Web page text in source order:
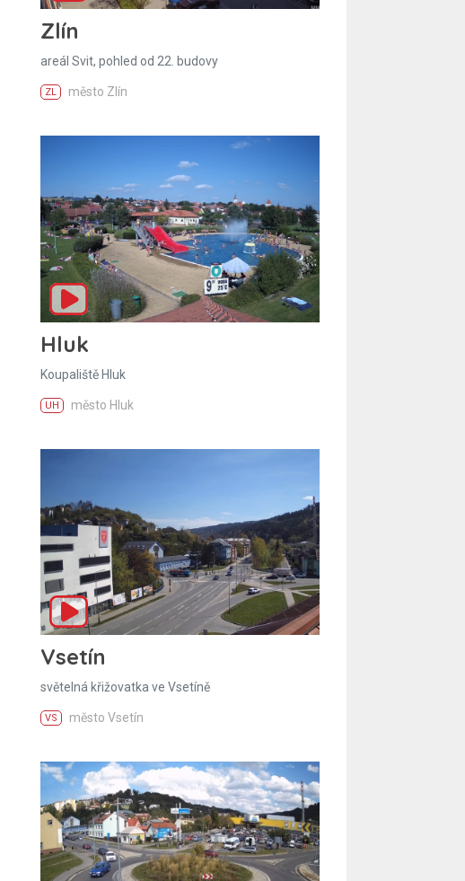
Zlín
areál Svit, pohled od 22. budovy
ZL město Zlín
Hluk
Koupaliště Hluk
UH město Hluk
Vsetín
světelná křižovatka ve Vsetíně
VS město Vsetín